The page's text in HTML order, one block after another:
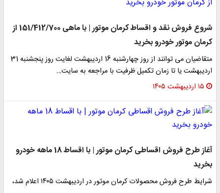
شروع فروش نقد و اقساط کرمان موتور | با ماهی 151/412/700 از
کرمان موتور خودرو بخرید
️متقاضیان می توانند از روز چهارشنبه 16 اردیبهشت لغایت روز پنجشنبه 31
اردیبهشت یا تا زمان تکمیل ظرفیت با مراجعه به سایت…
۱۵ اردیبهشت ۱۴۰۵
آغاز طرح فروش اقساطی کرمان موتور | با اقساط 18 ماهه خودرو
بخرید
شرایط طرح فروش محصولات کرمان موتور در اردیبهشت ۱۴۰۵ اعلام شد،